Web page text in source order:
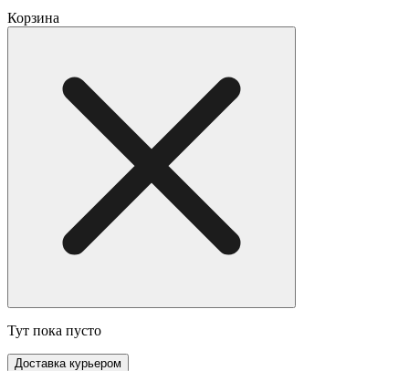
Корзина
Тут пока пусто
Доставка курьером